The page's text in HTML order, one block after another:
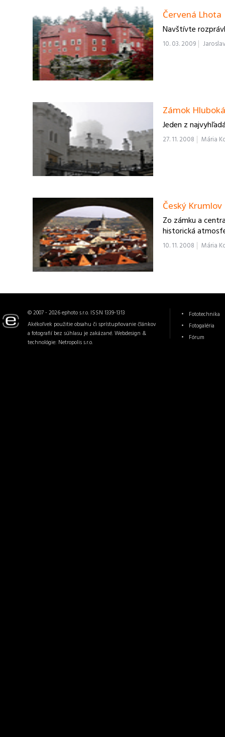
Červená Lhota
Navštívte
10. 03. 2009
Zámok Hluboká
Jeden z
27. 11. 2008 Mária
Český Krumlov
Zo zámku a
historická
10. 11. 2008 Mária
© 2007 - 2026 ephoto s.r.o. ISSN 1339-1313
Akékoľvek použitie obsahu či sprístupňovanie článkov
a fotografií bez súhlasu je zakázané. Webdesign &
technológie: Netropolis s.r.o.
Fototechnika
Fotogaléria
Fórum